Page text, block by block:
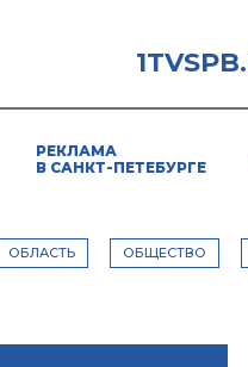
РЕКЛАМА
В САНКТ-ПЕТЕБУРГЕ
ОБЛАСТЬ ОБЩЕСТВО